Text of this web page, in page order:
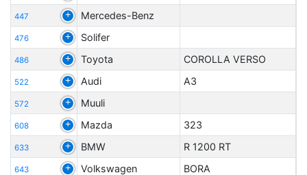
447 Mercedes-Benz
476 Solifer
486 Toyota COROLLA VERSO
522 Audi A3
572 Muuli
608 Mazda 323
633 BMW R 1200 RT
643 Volkswagen BORA